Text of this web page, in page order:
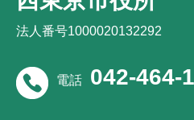
法人番号1000020132292
電話 042-464-